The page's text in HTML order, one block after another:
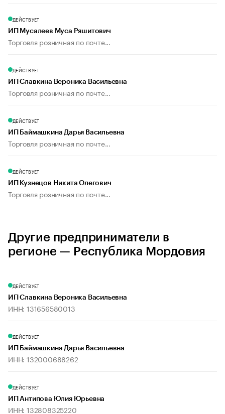
ДЕЙСТВУЕТ
ИП Мусалеев Муса Ряшитович
Торговля розничная по почте...
ДЕЙСТВУЕТ
ИП Славкина Вероника Васильевна
Торговля розничная по почте...
ДЕЙСТВУЕТ
ИП Баймашкина Дарья Васильевна
Торговля розничная по почте...
ДЕЙСТВУЕТ
ИП Кузнецов Никита Олегович
Торговля розничная по почте...
Другие предприниматели в
регионе — Республика Мордовия
ДЕЙСТВУЕТ
ИП Славкина Вероника Васильевна
ИНН: 131656580013
ДЕЙСТВУЕТ
ИП Баймашкина Дарья Васильевна
ИНН: 132000688262
ДЕЙСТВУЕТ
ИП Антипова Юлия Юрьевна
ИНН: 132808325220